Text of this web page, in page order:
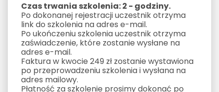
Czas trwania szkolenia: 2 - godziny.
Po dokonanej rejestracji uczestnik otrzyma
link do szkolenia na adres e-mail.
Po ukończeniu szkolenia uczestnik otrzyma
zaświadczenie, które zostanie wysłane na
adres e-mail.
Faktura w kwocie 249 zł zostanie wystawiona
po przeprowadzeniu szkolenia i wysłana na
adres mailowy.
Płatność za szkolenie prosimy dokonać po